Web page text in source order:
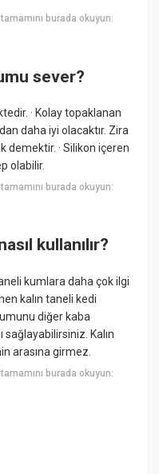
tamamını burada okuyun:
sever?
· Kolay topaklanan
daha iyi olacaktır. Zira
demektir. · Silikon içeren
olabilir.
tamamını burada okuyun:
kullanılır?
kumlara daha çok ilgi
kalın taneli kedi
diğer kaba
sağlayabilirsiniz. Kalın
arasına girmez.
tamamını burada okuyun: